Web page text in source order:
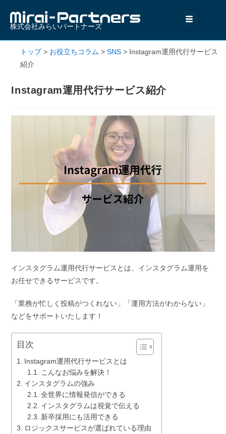
株式会社みらいパートナーズ
トップ> お役立ちコラム > SNS > Instagram運用代行サービス
紹介
Instagram運用代行サービス紹介
インスタグラム運用代行サービスとは、インスタグラム運用を
お任せできるサービスです。
「業務が忙しく投稿がつくれない」「運用方法がわからない」
などをサポートいたします！
目次
Instagram運用代行サービスとは
こんなお悩みを解決！
インスタグラムの強み
全世界に情報発信ができる
インスタグラムは視覚で伝える
新卒採用にも活用できる
ロジックスサービスが選ばれている理由